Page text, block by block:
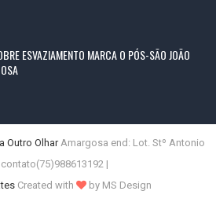
ESVAZIAMENTO MARCA O PÓS-SÃO JOÃO
Outro OlharAmargosa end: Lot. Stº Antonio
contato(75)988613192 |
Created with by MS Design